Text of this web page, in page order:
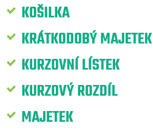
KOŠILKA
KRÁTKODOBÝ MAJETEK
KURZOVNÍ LÍSTEK
KURZOVÝ ROZDÍL
MAJETEK